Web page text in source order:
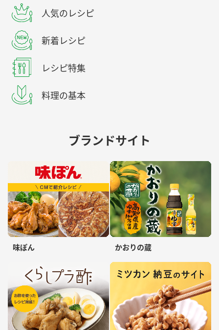
人気のレシピ
新着レシピ
レシピ特集
料理の基本
ブランドサイト
味ぽん かおりの蔵